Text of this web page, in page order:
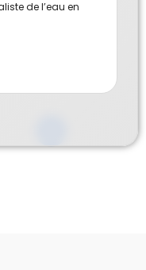
de l’eau en